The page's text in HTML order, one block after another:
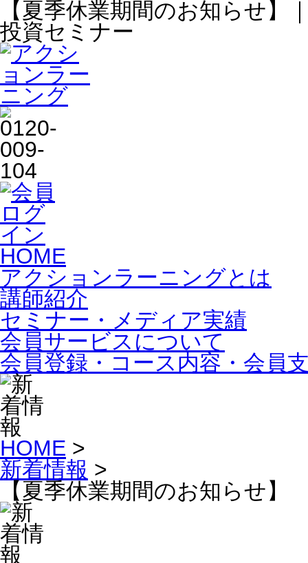
【夏季休業期間のお知らせ】
投資セミナー
HOME
アクションラーニングとは
講師紹介
セミナー・メディア実績
会員サービスについて
会員登録・コース内容・会員
HOME >
新着情報 >
【夏季休業期間のお知らせ】